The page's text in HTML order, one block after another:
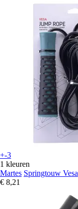
+-3
1 kleuren
Martes Springtouw Vesa
€ 8,21